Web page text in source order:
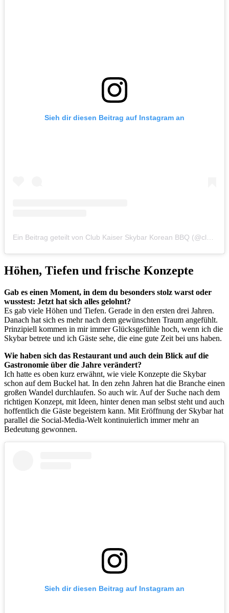
Sieh dir diesen Beitrag auf Instagram an
Höhen, Tiefen und frische Konzepte
Gab es einen Moment, in dem du besonders stolz warst oder
wusstest: Jetzt hat sich alles gelohnt?
Es gab viele Höhen und Tiefen. Gerade in den ersten drei Jahren.
Danach hat sich es mehr nach dem gewünschten Traum angefühlt.
Prinzipiell kommen in mir immer Glücksgefühle hoch, wenn ich die
Skybar betrete und ich Gäste sehe, die eine gute Zeit bei uns haben.
Wie haben sich das Restaurant und auch dein Blick auf die
Gastronomie über die Jahre verändert?
Ich hatte es oben kurz erwähnt, wie viele Konzepte die Skybar
schon auf dem Buckel hat. In den zehn Jahren hat die Branche einen
großen Wandel durchlaufen. So auch wir. Auf der Suche nach dem
richtigen Konzept, mit Ideen, hinter denen man selbst steht und auch
hoffentlich die Gäste begeistern kann. Mit Eröffnung der Skybar hat
parallel die Social-Media-Welt kontinuierlich immer mehr an
Bedeutung gewonnen.
Sieh dir diesen Beitrag auf Instagram an